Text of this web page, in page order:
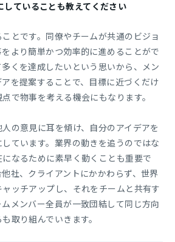
していることも教えてください
とです。同僚やチームが共通のビジョ
より簡単かつ効率的に進めることがで
くを達成したいという思いから、メン
を提案することで、目標に近づくだけ
で物事を考える機会にもなります。
の意見に耳を傾け、自分のアイデアを
ています。業界の動きを追うのではな
なるために素早く動くことも重要で
社、クライアントにかかわらず、世界
ッチアップし、それをチームと共有す
メンバー全員が一致団結して同じ方向
取り組んでいきます。